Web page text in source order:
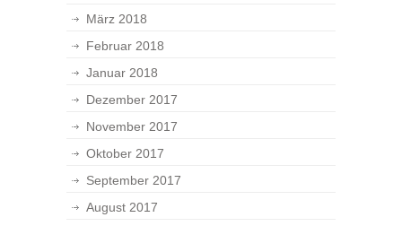
März 2018
Februar 2018
Januar 2018
Dezember 2017
November 2017
Oktober 2017
September 2017
August 2017